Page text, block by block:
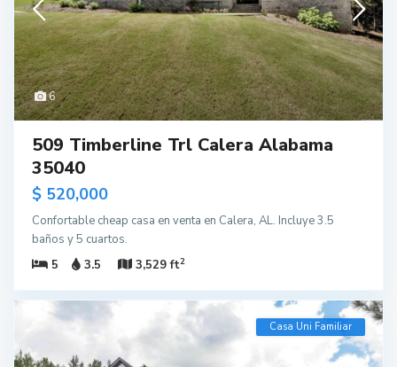
6
509 Timberline Trl Calera Alabama
35040
$ 520,000
Confortable cheap casa en venta en Calera, AL. Incluye 3.5
baños y 5 cuartos.
5
3.5 3,529 ft2
Casa Uni Familiar